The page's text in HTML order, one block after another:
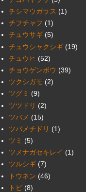
チシマウガラス (1)
チフチャフ (1)
チュウサギ (5)
チュウシャクシギ (19)
チュウヒ (52)
チョウゲンボウ (39)
ツクシガモ (2)
ツグミ (9)
ツツドリ (2)
ツバメ (15)
ツバメチドリ (1)
ツミ (5)
ツメナガセキレイ (1)
ツルシギ (7)
トウネン (46)
トビ (8)